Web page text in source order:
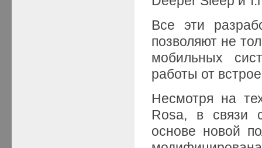
Все эти
позволяют не
мобильных
работы от
Несмотря на
Rosa, в связи
основе новой